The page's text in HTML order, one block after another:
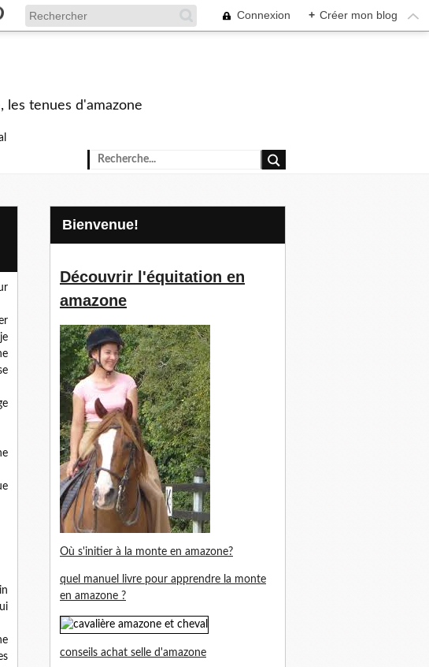
Connexion + Créer mon blog
les tenues d'amazone
Bienvenue!
Découvrir l'équitation en
amazone
Où s'initier à la monte en amazone?
quel manuel livre pour apprendre la monte
en amazone ?
conseils achat selle d'amazone